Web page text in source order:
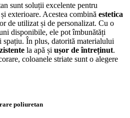
sunt soluții excelente pentru
exterioare. Acestea combină estetica
de utilizat și de personalizat. Cu o
disponibile, ele pot îmbunătăți
În plus, datorită materialului
la apă și ușor de întreținut.
coloanele striate sunt o alegere
poliuretan